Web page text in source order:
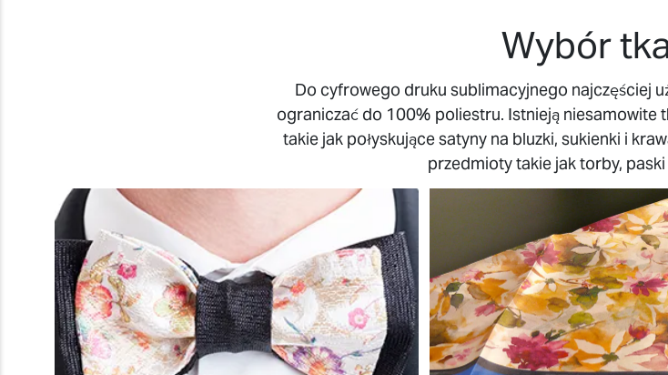
Wybór
Do cyfrowego druku sublimacyjnego najczęściej
ograniczać do 100% poliestru. Istnieją niesamowite
takie jak połyskujące satyny na bluzki, sukienki i
przedmioty takie jak torby,